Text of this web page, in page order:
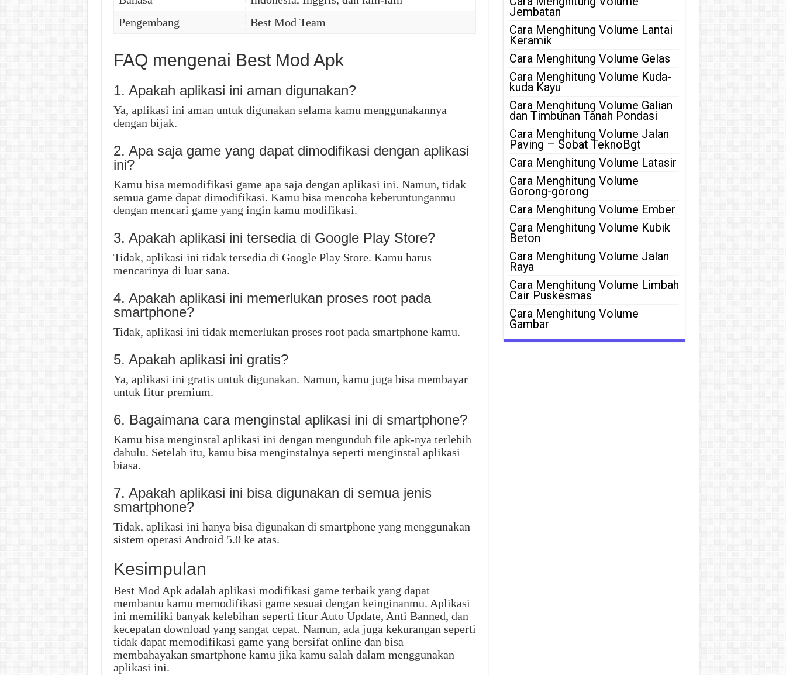
Pengembang
Best Mod Team
FAQ mengenai Best Mod Apk
1. Apakah aplikasi ini aman digunakan?
Ya, aplikasi ini aman untuk digunakan selama kamu menggunakannya
dengan bijak.
2. Apa saja game yang dapat dimodifikasi dengan aplikasi
ini?
Kamu bisa memodifikasi game apa saja dengan aplikasi ini. Namun, tidak
semua game dapat dimodifikasi. Kamu bisa mencoba keberuntunganmu
dengan mencari game yang ingin kamu modifikasi.
3. Apakah aplikasi ini tersedia di Google Play Store?
Tidak, aplikasi ini tidak tersedia di Google Play Store. Kamu harus
mencarinya di luar sana.
4. Apakah aplikasi ini memerlukan proses root pada
smartphone?
Tidak, aplikasi ini tidak memerlukan proses root pada smartphone kamu.
5. Apakah aplikasi ini gratis?
Ya, aplikasi ini gratis untuk digunakan. Namun, kamu juga bisa membayar
untuk fitur premium.
6. Bagaimana cara menginstal aplikasi ini di smartphone?
Kamu bisa menginstal aplikasi ini dengan mengunduh file apk-nya terlebih
dahulu. Setelah itu, kamu bisa menginstalnya seperti menginstal aplikasi
biasa.
7. Apakah aplikasi ini bisa digunakan di semua jenis
smartphone?
Tidak, aplikasi ini hanya bisa digunakan di smartphone yang menggunakan
sistem operasi Android 5.0 ke atas.
Kesimpulan
Best Mod Apk adalah aplikasi modifikasi game terbaik yang dapat
membantu kamu memodifikasi game sesuai dengan keinginanmu. Aplikasi
ini memiliki banyak kelebihan seperti fitur Auto Update, Anti Banned, dan
kecepatan download yang sangat cepat. Namun, ada juga kekurangan seperti
tidak dapat memodifikasi game yang bersifat online dan bisa
membahayakan smartphone kamu jika kamu salah dalam menggunakan
aplikasi ini.
Jembatan
Cara Menghitung Volume Lantai
Keramik
Cara Menghitung Volume Gelas
Cara Menghitung Volume Kuda-
kuda Kayu
Cara Menghitung Volume Galian
dan Timbunan Tanah Pondasi
Cara Menghitung Volume Jalan
Paving – Sobat TeknoBgt
Cara Menghitung Volume Latasir
Cara Menghitung Volume
Gorong-gorong
Cara Menghitung Volume Ember
Cara Menghitung Volume Kubik
Beton
Cara Menghitung Volume Jalan
Raya
Cara Menghitung Volume Limbah
Cair Puskesmas
Cara Menghitung Volume
Gambar